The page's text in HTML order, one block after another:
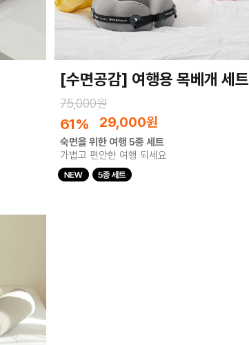
[수면공감] 여행용 목베개 세트
75,000원
61% 29,000원
숙면을 위한 여행 5종 세트
가볍고 편안한 여행 되세요